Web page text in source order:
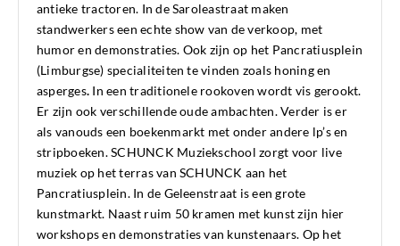
antieke tractoren. In de Saroleastraat maken
standwerkers een echte show van de verkoop, met
humor en demonstraties. Ook zijn op het Pancratiusplein
(Limburgse) specialiteiten te vinden zoals honing en
asperges. In een traditionele rookoven wordt vis gerookt.
Er zijn ook verschillende oude ambachten. Verder is er
als vanouds een boekenmarkt met onder andere lp’s en
stripboeken. SCHUNCK Muziekschool zorgt voor live
muziek op het terras van SCHUNCK aan het
Pancratiusplein. In de Geleenstraat is een grote
kunstmarkt. Naast ruim 50 kramen met kunst zijn hier
workshops en demonstraties van kunstenaars. Op het